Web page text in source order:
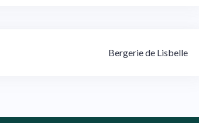
Bergerie de Lisbelle